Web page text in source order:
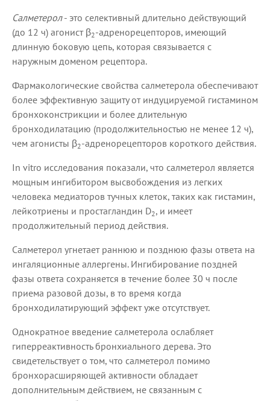
Салметерол- это селективный длительно действующий
(до 12 ч) агонист β2-адренорецепторов, имеющий
длинную боковую цепь, которая связывается с
наружным доменом рецептора.
Фармакологические свойства салметерола обеспечивают
более эффективную защиту от индуцируемой гистамином
бронхоконстрикции и более длительную
бронходилатацию (продолжительностью не менее 12 ч),
чем агонисты β2-адренорецепторов короткого действия.
In vitro исследования показали, что салметерол является
мощным ингибитором высвобождения из легких
человека медиаторов тучных клеток, таких как гистамин,
лейкотриены и простагландин D2, и имеет
продолжительный период действия.
Салметерол угнетает раннюю и позднюю фазы ответа на
ингаляционные аллергены. Ингибирование поздней
фазы ответа сохраняется в течение более 30 ч после
приема разовой дозы, в то время когда
бронходилатирующий эффект уже отсутствует.
Однократное введение салметерола ослабляет
гиперреактивность бронхиального дерева. Это
свидетельствует о том, что салметерол помимо
бронхорасширяющей активности обладает
дополнительным действием, не связанным с